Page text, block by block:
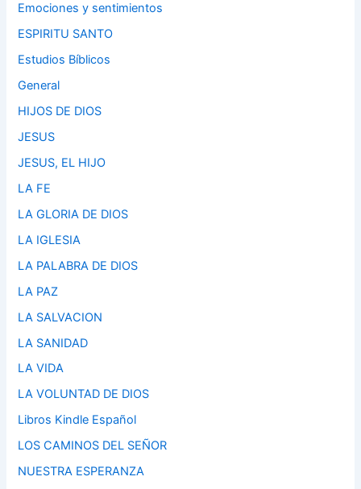
Emociones y sentimientos
ESPIRITU SANTO
Estudios Bíblicos
General
HIJOS DE DIOS
JESUS
JESUS, EL HIJO
LA FE
LA GLORIA DE DIOS
LA IGLESIA
LA PALABRA DE DIOS
LA PAZ
LA SALVACION
LA SANIDAD
LA VIDA
LA VOLUNTAD DE DIOS
Libros Kindle Español
LOS CAMINOS DEL SEÑOR
NUESTRA ESPERANZA